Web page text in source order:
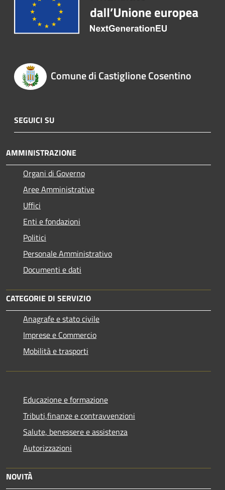
Comune di Castiglione Cosentino
SEGUICI SU
AMMINISTRAZIONE
Organi di Governo
Aree Amministrative
Uffici
Enti e fondazioni
Politici
Personale Amministrativo
Documenti e dati
CATEGORIE DI SERVIZIO
Anagrafe e stato civile
Imprese e Commercio
Mobilità e trasporti
Educazione e formazione
Tributi,finanze e contravvenzioni
Salute, benessere e assistenza
Autorizzazioni
NOVITÀ